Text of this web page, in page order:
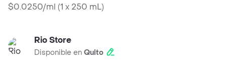
$0.0250/ml (1 x 250 mL)
Rio Store
Disponible en Quito